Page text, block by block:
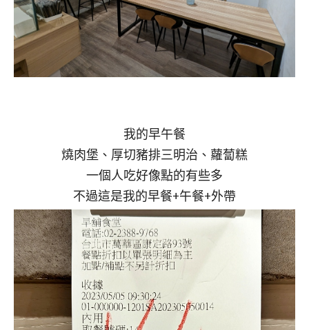
我的早午餐
燒肉堡、厚切豬排三明治、蘿蔔糕
一個人吃好像點的有些多
不過這是我的早餐+午餐+外帶